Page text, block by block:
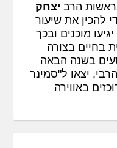
הרב יצחק
להכין את שיעור
מוכנים ובכך
בחיים בצורה
בשנה הבאה
יצאו ל"סמינר
באווירה